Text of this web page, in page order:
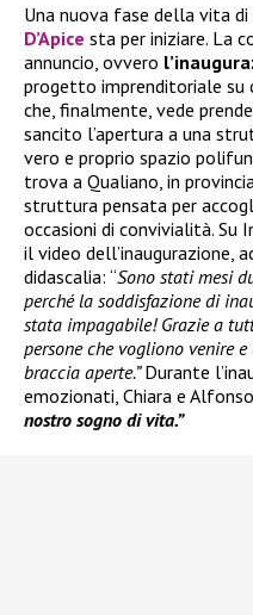
Una nuova fase della vita di
D’Apice sta per iniziare. La
annuncio, ovvero
progetto imprenditoriale su
che, finalmente, vede
sancito l’apertura a una
vero e proprio spazio
trova a Qualiano, in
struttura pensata per
occasioni di convivialità. Su
il video dell’inaugurazione,
didascalia: “Sono stati mesi
perché la soddisfazione di
stata impagabile! Grazie a
persone che vogliono venire
braccia aperte.”Durante
emozionati, Chiara e
nostro sogno di vita.”